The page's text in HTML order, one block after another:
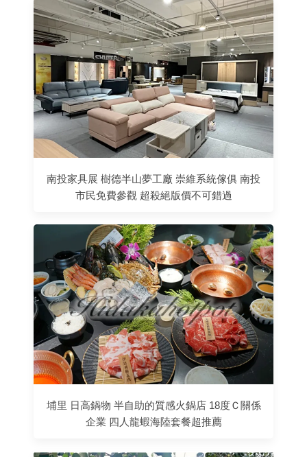
南投家具展 樹德半山夢工廠 崇維系統傢俱 南投
市民免費參觀 超殺絕版價不可錯過
埔里 日高鍋物 半自助的質感火鍋店 18度Ｃ關係
企業 四人龍蝦海陸套餐超推薦